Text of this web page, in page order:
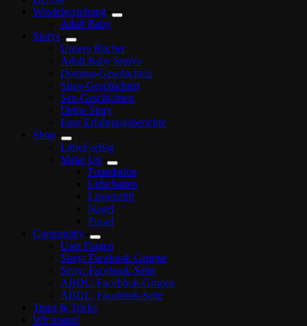
Windelerziehung
Adult Baby
Storys
Unsere Bücher
Adult Baby Storys
Domina-Geschichten
Sissy-Geschichten
Sex-Geschichten
Deine Story
Eure Erfahrungsberichte
Shop
LittleForBig
Make Up
Foundation
Lidschatten
Lippenstift
Nägel
Pinsel
Community
User Fragen
Sissy: Facebook-Gruppe
Sissy: Facebook-Seite
ABDL: Facebbok-Gruppe
ABDL: Facebook-Seite
Tipps & Tricks
Wir testen!